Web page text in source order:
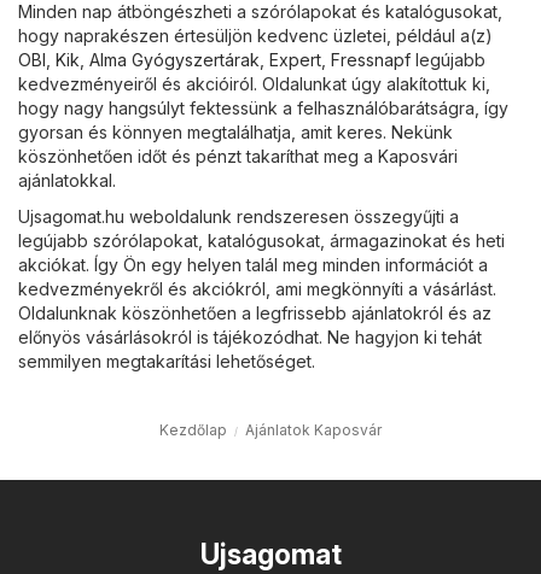
Minden nap átböngészheti a szórólapokat és katalógusokat,
hogy naprakészen értesüljön kedvenc üzletei, például a(z)
OBI Kik Alma Gyógyszertárak Expert Fressnapf legújabb
kedvezményeiről és akcióiról. Oldalunkat úgy alakítottuk ki,
hogy nagy hangsúlyt fektessünk a felhasználóbarátságra, így
gyorsan és könnyen megtalálhatja, amit keres. Nekünk
köszönhetően időt és pénzt takaríthat meg a Kaposvári
ajánlatokkal.
Ujsagomat.hu weboldalunk rendszeresen összegyűjti a
legújabb szórólapokat, katalógusokat, ármagazinokat és heti
akciókat. Így Ön egy helyen talál meg minden információt a
kedvezményekről és akciókról, ami megkönnyíti a vásárlást.
Oldalunknak köszönhetően a legfrissebb ajánlatokról és az
előnyös vásárlásokról is tájékozódhat. Ne hagyjon ki tehát
semmilyen megtakarítási lehetőséget.
Kezdőlap Ajánlatok Kaposvár
Ujsagomat